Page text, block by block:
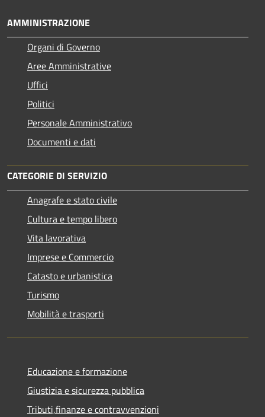
AMMINISTRAZIONE
Organi di Governo
Aree Amministrative
Uffici
Politici
Personale Amministrativo
Documenti e dati
CATEGORIE DI SERVIZIO
Anagrafe e stato civile
Cultura e tempo libero
Vita lavorativa
Imprese e Commercio
Catasto e urbanistica
Turismo
Mobilità e trasporti
Educazione e formazione
Giustizia e sicurezza pubblica
Tributi,finanze e contravvenzioni